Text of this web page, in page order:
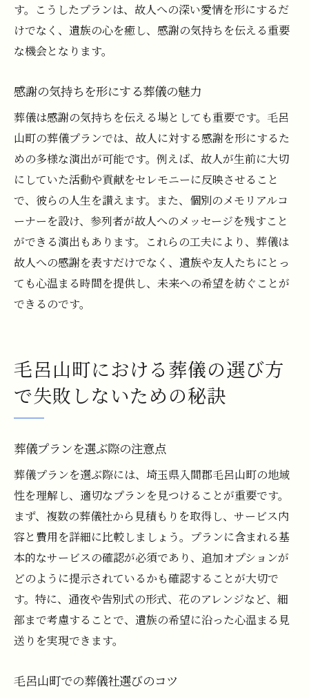
す。こうしたプランは、故人への深い愛情を形にするだ
けでなく、遺族の心を癒し、感謝の気持ちを伝える重要
な機会となります。
感謝の気持ちを形にする葬儀の魅力
葬儀は感謝の気持ちを伝える場としても重要です。毛呂
山町の葬儀プランでは、故人に対する感謝を形にするた
めの多様な演出が可能です。例えば、故人が生前に大切
にしていた活動や貢献をセレモニーに反映させること
で、彼らの人生を讃えます。また、個別のメモリアルコ
ーナーを設け、参列者が故人へのメッセージを残すこと
ができる演出もあります。これらの工夫により、葬儀は
故人への感謝を表すだけでなく、遺族や友人たちにとっ
ても心温まる時間を提供し、未来への希望を紡ぐことが
できるのです。
毛呂山町における葬儀の選び方
で失敗しないための秘訣
葬儀プランを選ぶ際の注意点
葬儀プランを選ぶ際には、埼玉県入間郡毛呂山町の地域
性を理解し、適切なプランを見つけることが重要です。
まず、複数の葬儀社から見積もりを取得し、サービス内
容と費用を詳細に比較しましょう。プランに含まれる基
本的なサービスの確認が必須であり、追加オプションが
どのように提示されているかも確認することが大切で
す。特に、通夜や告別式の形式、花のアレンジなど、細
部まで考慮することで、遺族の希望に沿った心温まる見
送りを実現できます。
毛呂山町での葬儀社選びのコツ